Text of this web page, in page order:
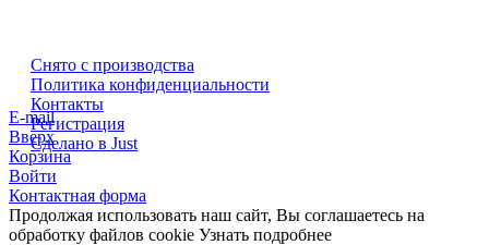
Снято с производства
Политика конфиденциальности
Контакты
Регистрация
Сделано в Just
E-mail
Вверх
Корзина
Войти
Контактная форма
Продолжая использовать наш сайт, Вы соглашаетесь на
обработку файлов cookie Узнать подробнее